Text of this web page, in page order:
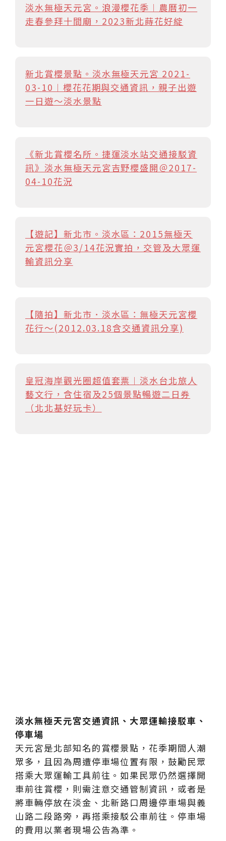
淡水無極天元宮。浪漫櫻花季︱農曆初一
走春參拜十間廟，2023新北蒔花好綻
新北賞櫻景點。淡水無極天元宮 2021-
03-10︱櫻花花期與交通資訊，親子出遊
一日遊～淡水景點
《新北賞櫻名所。捷運淡水站交通接駁資
訊》淡水無極天元宮吉野櫻盛開＠2017-
04-10花況
【遊記】新北市。淡水區：2015無極天
元宮櫻花＠3/14花況實拍，交管及大眾運
輸資訊分享
【隨拍】新北市．淡水區：無極天元宮櫻
花行～(2012.03.18含交通資訊分享)
皇冠海岸觀光圈超值套票︱淡水台北旅人
藝文行，含住宿及25個景點暢遊二日券
（北北基好玩卡）
淡水無極天元宮交通資訊、大眾運輸接駁車、
停車場
天元宮是北部知名的賞櫻景點，花季期間人潮
眾多，且因為周遭停車場位置有限，鼓勵民眾
搭乘大眾運輸工具前往。如果民眾仍然選擇開
車前往賞櫻，則需注意交通管制資訊，或者是
將車輛停放在淡金、北新路口周邊停車場與義
山路二段路旁，再搭乘接駁公車前往。停車場
的費用以業者現場公告為準。